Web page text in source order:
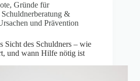
, Gründe für
Schuldnerberatung &
und Prävention
Sicht des Schuldners – wie
und wann Hilfe nötig ist